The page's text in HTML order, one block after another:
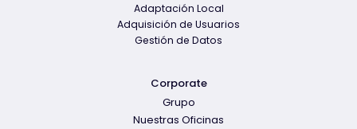
Adaptación Local
Adquisición de Usuarios
Gestión de Datos
Corporate
Grupo
Nuestras Oficinas